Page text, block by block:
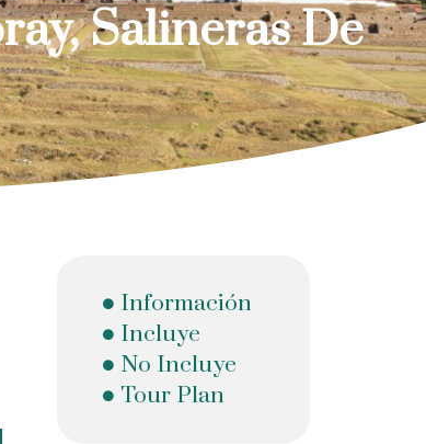
Salineras De
Información
Incluye
No Incluye
Tour Plan